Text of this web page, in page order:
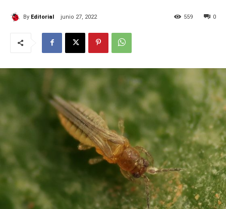
By Editorial junio 27, 2022 0
559